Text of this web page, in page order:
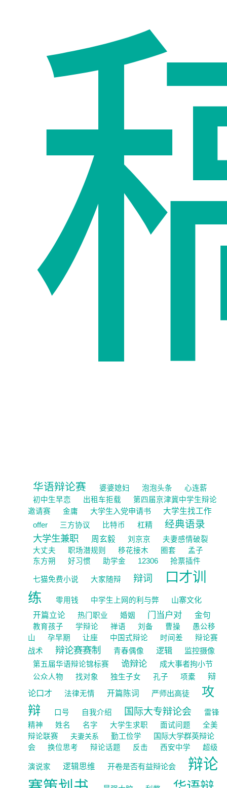
华语辩论赛 婆婆媳妇 泡泡头条
心连薪
初中生早恋
出租车拒载
第四届京津冀中学生辩论
邀请赛
金庸 大学生入党申请书 大学生找工作
offer 三方协议 比特币 杠精 经典语录
大学生兼职 周玄毅 刘京京
夫妻感情破裂
大丈夫
职场潜规则 移花接木 圈套
孟子
东方朔
好习惯 助学金 12306 抢票插件
七猫免费小说 大家随辩 辩词
口才训
练
零用钱 中学生上网的利与弊
山寨文化
开篇立论
热门职业 婚姻 门当户对 金句
教育孩子 学辩论 禅语 刘备 曹操
愚公移
山
孕早期 让座 中国式辩论 时间差
辩论赛
战术
辩论赛赛制 青春偶像 逻辑 监控摄像
第五届华语辩论锦标赛 诡辩论 成大事者拘小节
公众人物 找对象 独生子女 孔子 项橐
辩
论口才
法律无情 开篇陈词 严师出高徒
攻
辩
口号 自我介绍 国际大专辩论会
雷锋
精神
姓名 名字 大学生求职 面试问题
全美
辩论联赛
夫妻关系 勤工俭学
国际大学群英辩论
会
换位思考 辩论话题 反击 西安中学 超级
演说家 逻辑思维 开卷是否有益辩论会
辩论